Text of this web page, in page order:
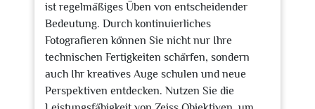
ist regelmäßiges Üben von entscheidender
Bedeutung. Durch kontinuierliches
Fotografieren können Sie nicht nur Ihre
technischen Fertigkeiten schärfen, sondern
auch Ihr kreatives Auge schulen und neue
Perspektiven entdecken. Nutzen Sie die